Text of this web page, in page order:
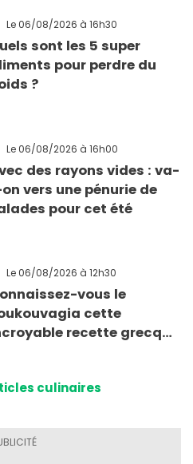
Le 06/08/2026 à 16h30
sont les 5 super
pour perdre du
?
Le 06/08/2026 à 16h00
des rayons vides : va-
vers une pénurie de
pour cet été
Le 06/08/2026 à 12h30
vous le
cette
recette grecque
culinaires